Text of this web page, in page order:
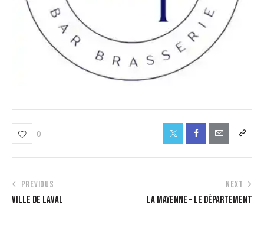
0
PREVIOUS
VILLE DE LAVAL
NEXT
LA MAYENNE – LE DÉPARTEMENT